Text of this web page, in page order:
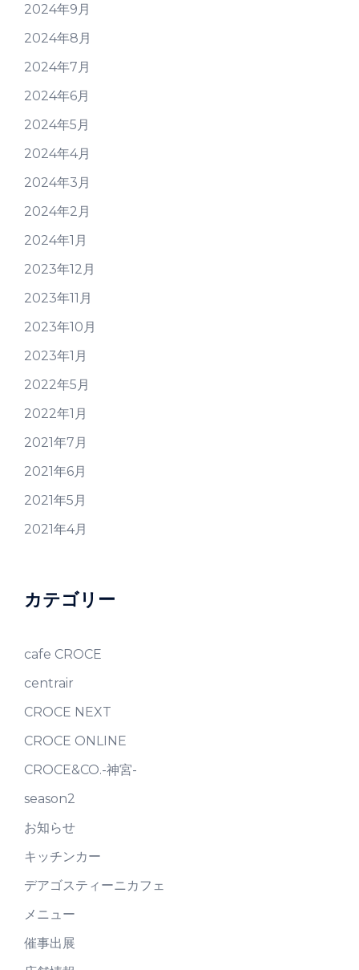
2024年9月
2024年8月
2024年7月
2024年6月
2024年5月
2024年4月
2024年3月
2024年2月
2024年1月
2023年12月
2023年11月
2023年10月
2023年1月
2022年5月
2022年1月
2021年7月
2021年6月
2021年5月
2021年4月
カテゴリー
cafe CROCE
centrair
CROCE NEXT
CROCE ONLINE
CROCE&CO.-神宮-
season2
お知らせ
キッチンカー
デアゴスティーニカフェ
メニュー
催事出展